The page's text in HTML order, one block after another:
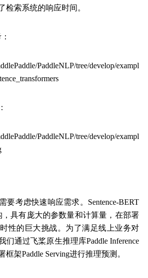
检索系统的响应时间。
PaddleNLP/tree/develop/exampl
PaddleNLP/tree/develop/exampl
要考虑快速响应需求。Sentence-BERT
，具有庞大的参数量和计算量，在部署
性的巨大挑战。为了满足线上业务对
们通过飞桨原生推理库Paddle Inference
架Paddle Serving进行推理预测。